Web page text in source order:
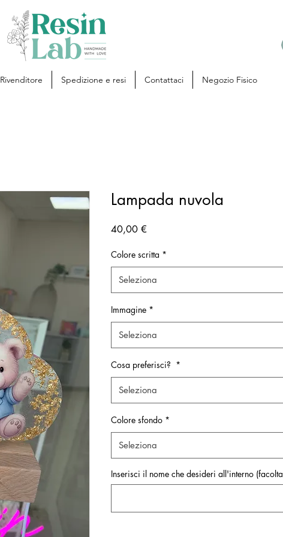
Rivenditore Spedizione e resi Contattaci Negozio Fisico
Lampada nuvola
40,00 €
Colore scritta *
Seleziona
Immagine *
Seleziona
Cosa preferisci? *
Seleziona
Colore sfondo *
Seleziona
Inserisci il nome che desideri all'interno